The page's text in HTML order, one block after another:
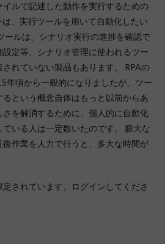
ルで記述した動作を実行するための
、実行ツールを用いて自動化したい
ールは、シナリオ実行の進捗を確認で
定等、シナリオ管理に使われるツー
れていない製品もあります。 RPAの
年頃から一般的になりましたが、ツー
という概念自体はもっと以前からあ
さを解消するために、個人的に自動化
いる人は一定数いたのです。 膨大な
作業を人力で行うと、多大な時間が
されています。ログインしてくださ